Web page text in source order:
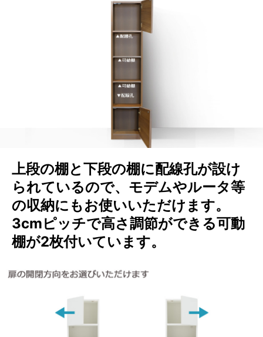
上段の棚と下段の棚に配線孔が設け
られているので、モデムやルータ等
の収納にもお使いいただけます。
3cmピッチで高さ調節ができる可動
棚が2枚付いています。